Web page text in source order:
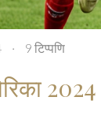
· 9 टिप्पणि